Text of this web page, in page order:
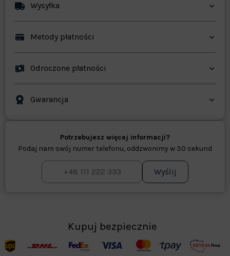
Wysyłka
Metody płatności
Odroczone płatności
Gwarancja
Potrzebujesz więcej informacji?
Podaj nam swój numer telefonu, oddzwonimy w 30 sekund
Wyślij
Kupuj bezpiecznie